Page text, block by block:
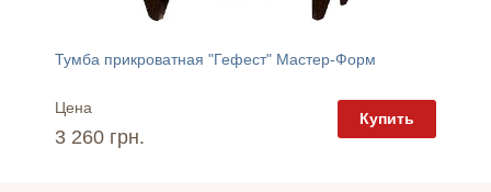
Тумба прикроватная "Гефест" Мастер-Форм
Цена
3 260 грн.
Купить